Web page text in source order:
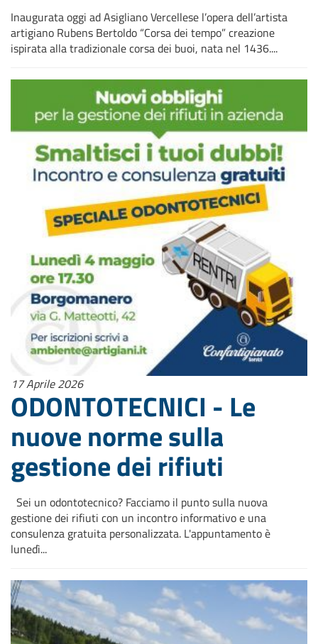
Inaugurata oggi ad Asigliano Vercellese l’opera dell’artista
artigiano Rubens Bertoldo “Corsa dei tempo” creazione
ispirata alla tradizionale corsa dei buoi, nata nel 1436....
17 Aprile 2026
ODONTOTECNICI - Le
nuove norme sulla
gestione dei rifiuti
Sei un odontotecnico? Facciamo il punto sulla nuova
gestione dei rifiuti con un incontro informativo e una
consulenza gratuita personalizzata. L'appuntamento è
lunedì...